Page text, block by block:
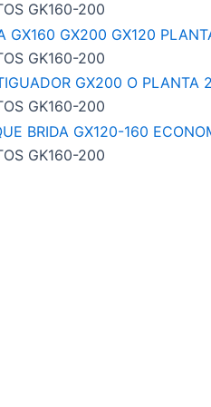
GK160-200
GK160-200
GK160-200
GK160-200